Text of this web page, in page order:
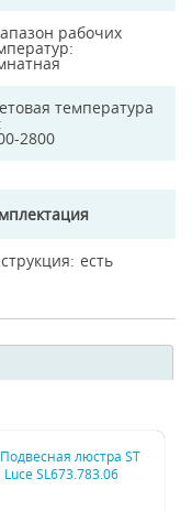
рабочих
температура
2800
есть